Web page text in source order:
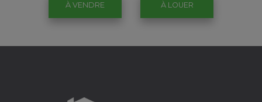
À VENDRE À LOUER